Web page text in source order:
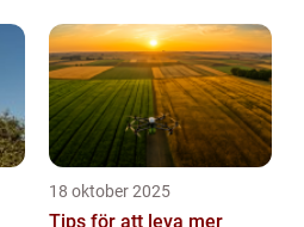
18 oktober 2025
Tips för att leva mer